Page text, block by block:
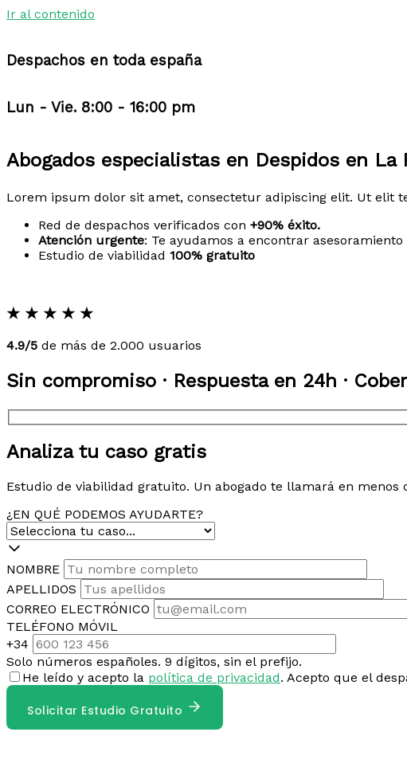
Ir al contenido
Despachos en toda españa
Lun - Vie. 8:00 - 16:00 pm
Abogados especialistas en Despidos en La
Lorem ipsum dolor sit amet, consectetur adipiscing elit. Ut
Red de despachos verificados con +90% éxito.
Atención urgente: Te ayudamos a encontrar asesoramiento
Estudio de viabilidad 100% gratuito
★ ★ ★ ★ ★
4.9/5 de más de 2.000 usuarios
Sin compromiso · Respuesta en 24h ·
Analiza tu caso gratis
Estudio de viabilidad gratuito. Un abogado te llamará en menos
¿EN QUÉ PODEMOS AYUDARTE?
NOMBRE
APELLIDOS
CORREO ELECTRÓNICO
TELÉFONO MÓVIL
+34
Solo números españoles. 9 dígitos, sin el prefijo.
He leído y acepto la política de privacidad. Acepto que el
Solicitar Estudio Gratuito